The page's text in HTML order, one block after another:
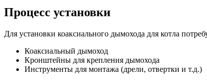
Процесс установки
Для установки коаксиального дымохода для котла
Коаксиальный дымоход
Кронштейны для крепления дымохода
Инструменты для монтажа (дрели, отвертки и т.д.)